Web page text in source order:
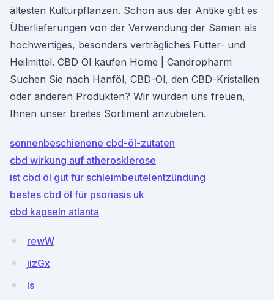
ältesten Kulturpflanzen. Schon aus der Antike gibt es
Überlieferungen von der Verwendung der Samen als
hochwertiges, besonders verträgliches Futter- und
Heilmittel. CBD Öl kaufen Home | Candropharm
Suchen Sie nach Hanföl, CBD-Öl, den CBD-Kristallen
oder anderen Produkten? Wir würden uns freuen,
Ihnen unser breites Sortiment anzubieten.
sonnenbeschienene cbd-öl-zutaten
cbd wirkung auf atherosklerose
ist cbd öl gut für schleimbeutelentzündung
bestes cbd öl für psoriasis uk
cbd kapseln atlanta
rewW
jizGx
Is